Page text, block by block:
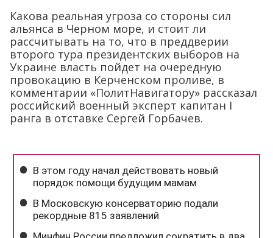
Какова реальная угроза со стороны сил
альянса в Черном море, и стоит ли
рассчитывать на то, что в преддверии
второго тура президентских выборов на
Украине власть пойдет на очередную
провокацию в Керченском проливе, в
комментарии «ПолитНавигатору» рассказал
российский военный эксперт капитан I
ранга в отставке Сергей Горбачев.